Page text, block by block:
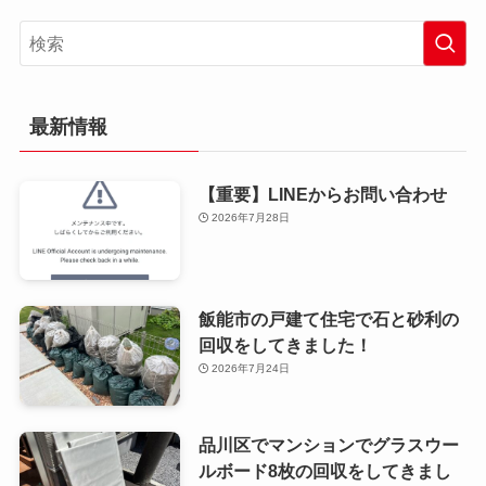
最新情報
【重要】LINEからお問い合わせ
2026年7月28日
飯能市の戸建て住宅で石と砂利の
回収をしてきました！
2026年7月24日
品川区でマンションでグラスウー
ルボード8枚の回収をしてきまし